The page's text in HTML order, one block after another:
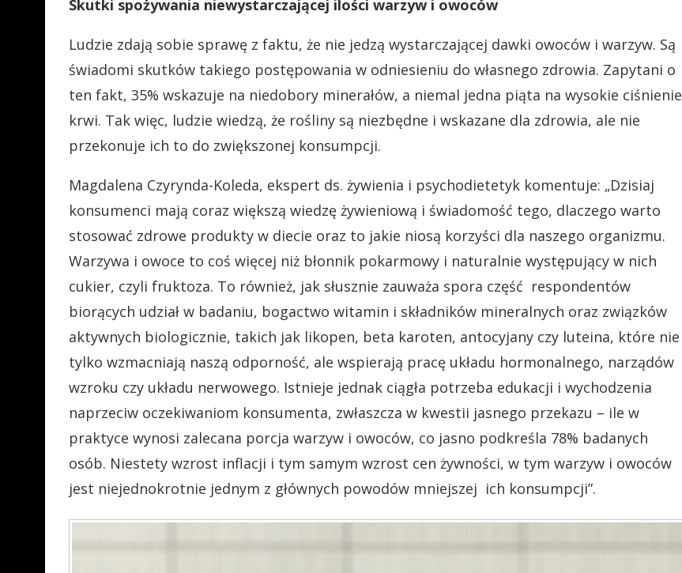
Skutki spożywania niewystarczającej ilości warzyw i owoców
Ludzie zdają sobie sprawę z faktu, że nie jedzą wystarczającej dawki owoców i warzyw. Są
świadomi skutków takiego postępowania w odniesieniu do własnego zdrowia. Zapytani o
ten fakt, 35% wskazuje na niedobory minerałów, a niemal jedna piąta na wysokie ciśnienie
krwi. Tak więc, ludzie wiedzą, że rośliny są niezbędne i wskazane dla zdrowia, ale nie
przekonuje ich to do zwiększonej konsumpcji.
Magdalena Czyrynda-Koleda, ekspert ds. żywienia i psychodietetyk komentuje: „Dzisiaj
konsumenci mają coraz większą wiedzę żywieniową i świadomość tego, dlaczego warto
stosować zdrowe produkty w diecie oraz to jakie niosą korzyści dla naszego organizmu.
Warzywa i owoce to coś więcej niż błonnik pokarmowy i naturalnie występujący w nich
cukier, czyli fruktoza. To również, jak słusznie zauważa spora część respondentów
biorących udział w badaniu, bogactwo witamin i składników mineralnych oraz związków
aktywnych biologicznie, takich jak likopen, beta karoten, antocyjany czy luteina, które nie
tylko wzmacniają naszą odporność, ale wspierają pracę układu hormonalnego, narządów
wzroku czy układu nerwowego. Istnieje jednak ciągła potrzeba edukacji i wychodzenia
naprzeciw oczekiwaniom konsumenta, zwłaszcza w kwestii jasnego przekazu – ile w
praktyce wynosi zalecana porcja warzyw i owoców, co jasno podkreśla 78% badanych
osób. Niestety wzrost inflacji i tym samym wzrost cen żywności, w tym warzyw i owoców
jest niejednokrotnie jednym z głównych powodów mniejszej ich konsumpcji”.